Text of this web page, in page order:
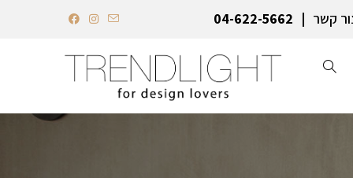
קשר 04-622-5662‏